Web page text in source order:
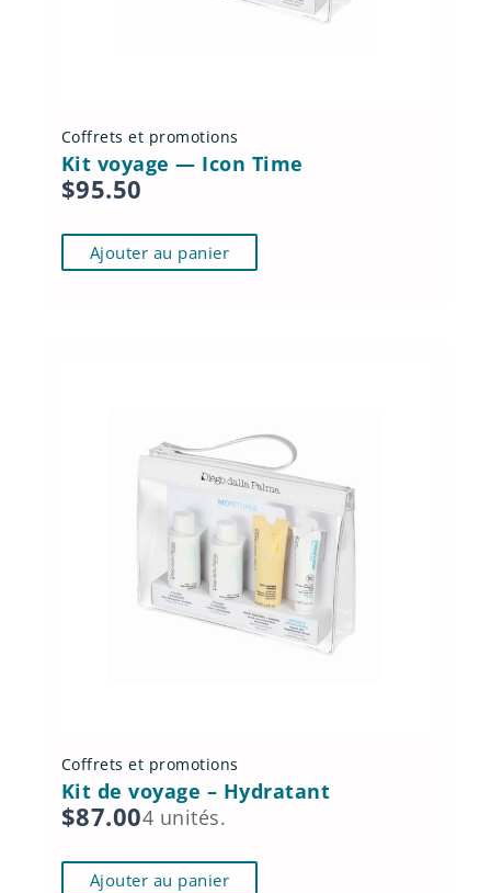
Coffrets et promotions
Kit voyage — Icon Time
$95.50
Ajouter au panier
Coffrets et promotions
Kit de voyage – Hydratant
$87.004 unités.
Ajouter au panier